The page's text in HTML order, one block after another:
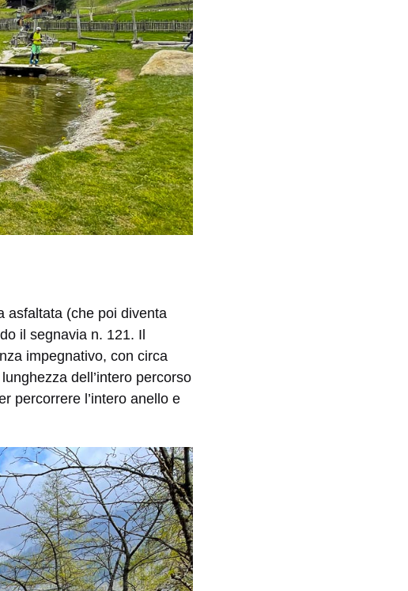
asfaltata (che poi diventa
il segnavia n. 121. Il
impegnativo, con circa
dell’intero percorso
percorrere l’intero anello e